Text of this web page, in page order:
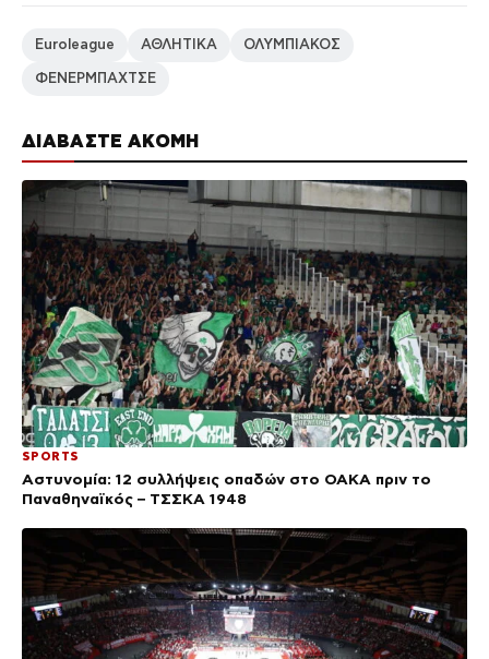
ΔΙΑΒΑΣΤΕ ΑΚΟΜΗ
SPORTS
Αστυνομία: 12 συλλήψεις οπαδών στο ΟΑΚΑ πριν το
Παναθηναϊκός – ΤΣΣΚΑ 1948
Euroleague ΑΘΛΗΤΙΚΑ ΟΛΥΜΠΙΑΚΟΣ
ΦΕΝΕΡΜΠΑΧΤΣΕ